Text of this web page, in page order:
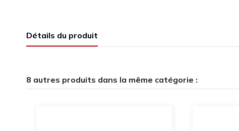
Détails du produit
8 autres produits dans la même catégorie :